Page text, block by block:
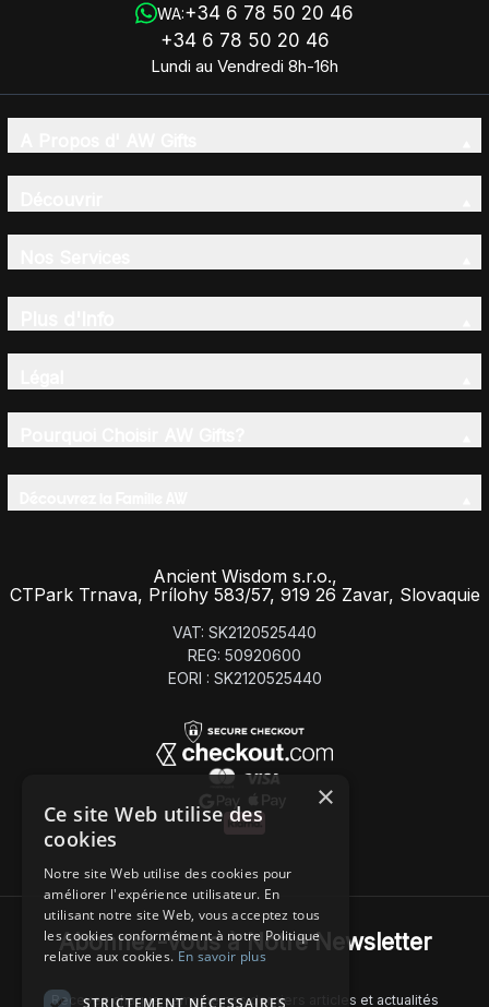
WA:+34 6 78 50 20 46
+34 6 78 50 20 46
Lundi au Vendredi 8h-16h
Ancient Wisdom s.r.o.,
CTPark Trnava, Prílohy 583/57, 919 26 Zavar, Slovaquie
VAT: SK2120525440
REG: 50920600
EORI : SK2120525440
Abonnez-Vous à Notre Newsletter
Recevez chaque semaine nos derniers articles et actualités
×
Ce site Web utilise des
cookies
Notre site Web utilise des cookies pour
améliorer l'expérience utilisateur. En
utilisant notre site Web, vous acceptez tous
les cookies conformément à notre Politique
relative aux cookies.En savoir plus
STRICTEMENT NÉCESSAIRES